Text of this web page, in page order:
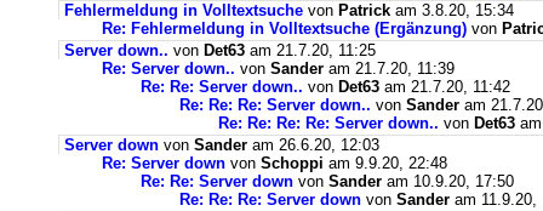
Fehlermeldung in Volltextsuche von Patrick am 3.8.20, 15:34
Re: Fehlermeldung in Volltextsuche (Ergänzung) von
Server down.. von Det63 am 21.7.20, 11:25
Re: Server down.. von Sander am 21.7.20, 11:39
Re: Re: Server down.. von Det63 am 21.7.20, 11:42
Re: Re: Re: Server down.. von Sander am
Re: Re: Re: Re: Server down.. von Det63
Server down von Sander am 26.6.20, 12:03
Re: Server down von Schoppi am 9.9.20, 22:48
Re: Re: Server down von Sander am 10.9.20, 17:50
Re: Re: Re: Server down von Sander am 11.9.20,